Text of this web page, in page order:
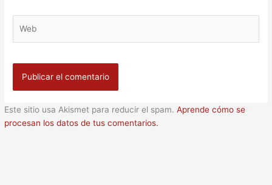
Este sitio usa Akismet para reducir el spam.Aprende cómo se
procesan los datos de tus comentarios.